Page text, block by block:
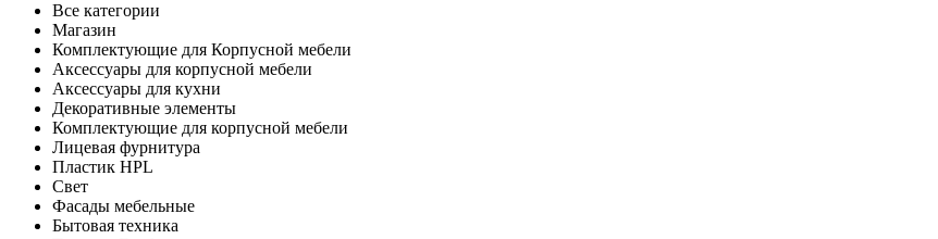
Все категории
Магазин
Комплектующие для Корпусной мебели
Аксессуары для корпусной мебели
Аксессуары для кухни
Декоративные элементы
Комплектующие для корпусной мебели
Лицевая фурнитура
Пластик HPL
Свет
Фасады мебельные
Бытовая техника